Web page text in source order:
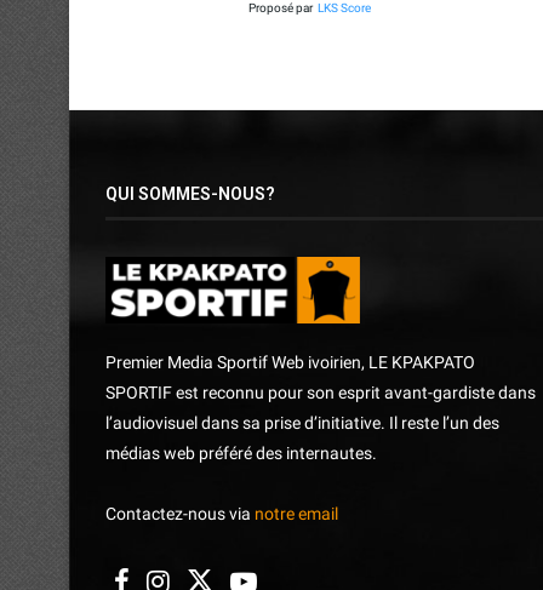
Proposé par LKS Score
QUI SOMMES-NOUS?
Premier Media Sportif Web ivoirien, LE KPAKPATO
SPORTIF est reconnu pour son esprit avant-gardiste dans
l’audiovisuel dans sa prise d’initiative. Il reste l’un des
médias web préféré des internautes.
Contactez-nous via notre email